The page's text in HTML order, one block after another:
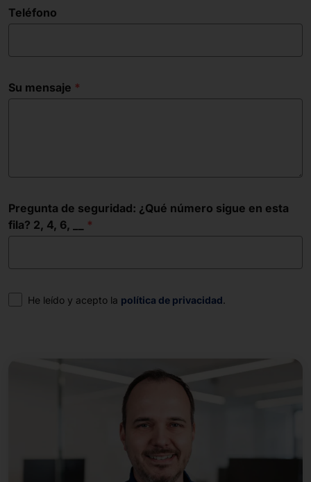
Teléfono
Su mensaje
Pregunta de seguridad: ¿Qué número sigue en esta
fila? 2, 4, 6, __
Consentimiento
He leído y acepto la política de privacidad.